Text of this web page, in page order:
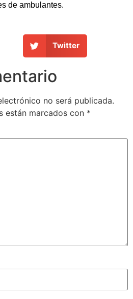
de ambulantes.
Twitter
no será publicada.
están marcados con *